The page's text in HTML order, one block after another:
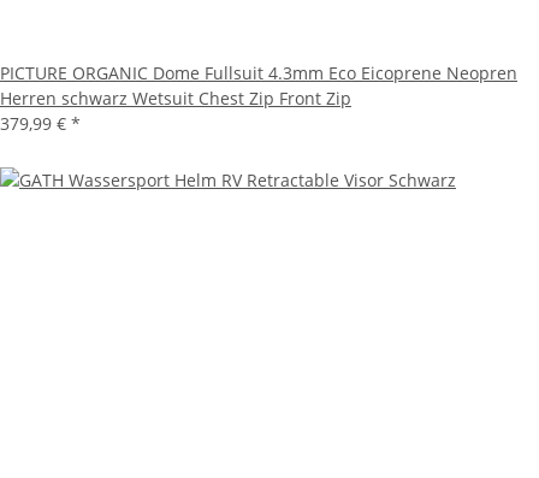
PICTURE ORGANIC Dome Fullsuit 4.3mm Eco Eicoprene Neopren
Herren schwarz Wetsuit Chest Zip Front Zip
379,99 € *